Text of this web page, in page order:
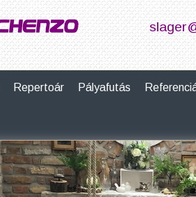
Repertoár Pályafutás